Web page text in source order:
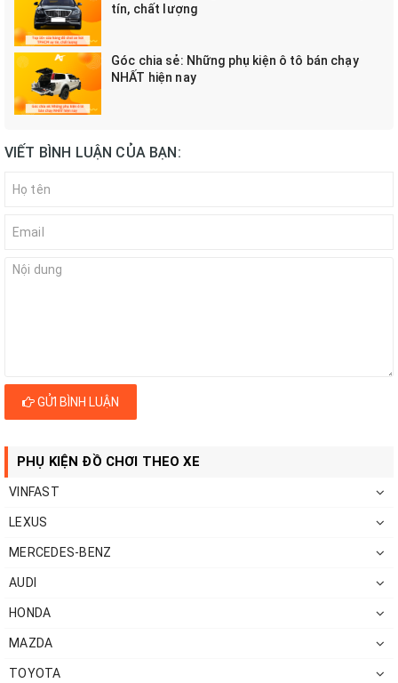
tín, chất lượng
Góc chia sẻ: Những phụ kiện ô tô bán chạy
NHẤT hiện nay
VIẾT BÌNH LUẬN CỦA BẠN:
GỬI BÌNH LUẬN
PHỤ KIỆN ĐỒ CHƠI THEO XE
VINFAST
LEXUS
MERCEDES-BENZ
AUDI
HONDA
MAZDA
TOYOTA